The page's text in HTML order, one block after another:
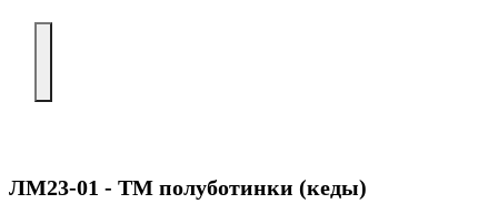
ЛМ23-01 - ТМ полуботинки (кеды)